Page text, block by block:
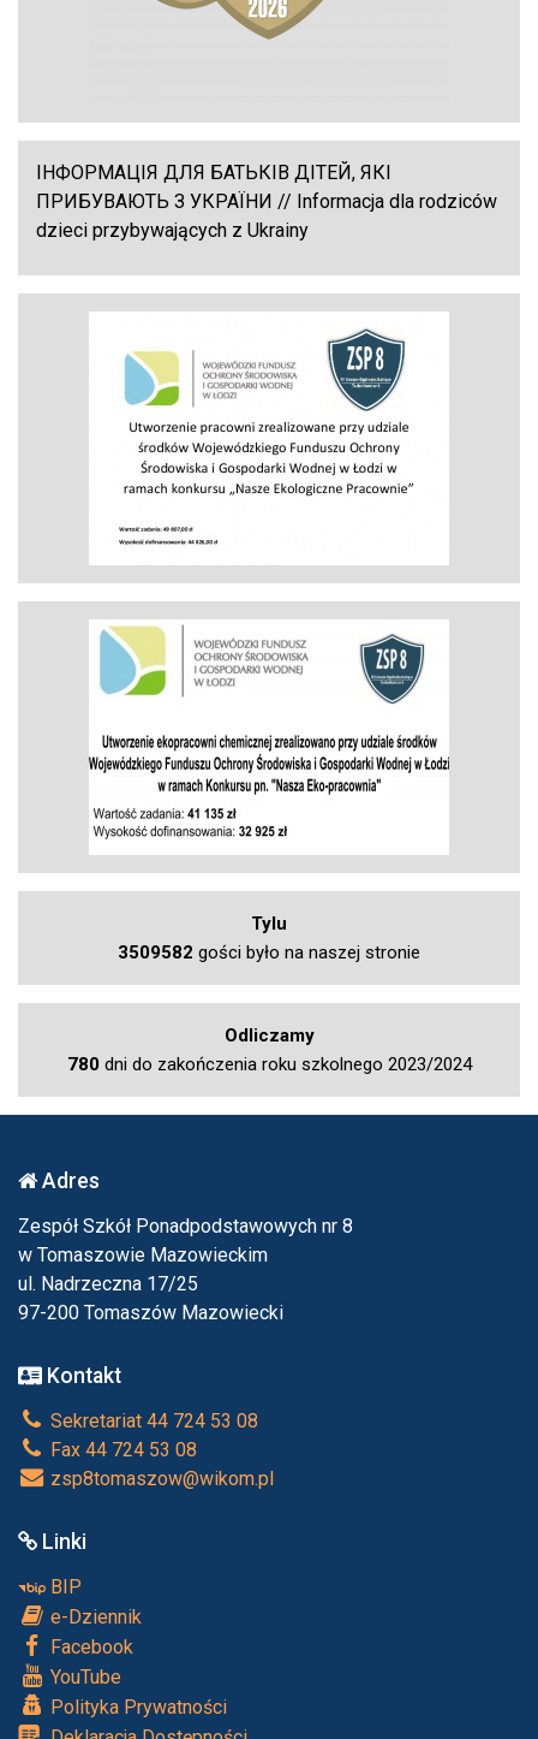
ІНФОРМАЦІЯ ДЛЯ БАТЬКІВ ДІТЕЙ, ЯКІ
ПРИБУВАЮТЬ З УКРАЇНИ // Informacja dla rodziców
dzieci przybywających z Ukrainy
Tylu
3509582 gości było na naszej stronie
Odliczamy
780dni do zakończenia roku szkolnego 2023/2024
Adres
Zespół Szkół Ponadpodstawowych nr 8
w Tomaszowie Mazowieckim
ul. Nadrzeczna 17/25
97-200 Tomaszów Mazowiecki
Kontakt
Sekretariat 44 724 53 08
Fax 44 724 53 08
zsp8tomaszow@wikom.pl
Linki
BIP
e-Dziennik
Facebook
YouTube
Polityka Prywatności